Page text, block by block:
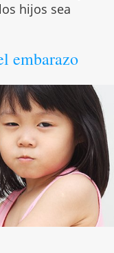
hijos sea
embarazo